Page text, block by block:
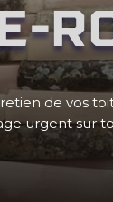
de vos
urgent sur